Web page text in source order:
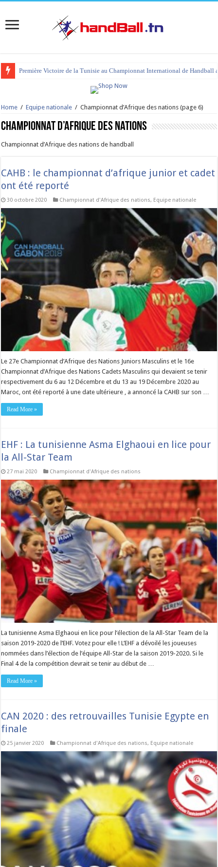
tournoi international Hammamet 2023 : programme et liste des joueurs
Home / Equipe nationale / Championnat d’Afrique des nations (page 6)
Championnat d’Afrique des nations
Championnat d’Afrique des nations de handball
CAHB : le championnat d’afrique junior et cadet
ont été reporté
30 octobre 2020 Championnat d'Afrique des nations, Equipe nationale
Le 27e Championnat d’Afrique des Nations Juniors Masculins et le 16e
Championnat d’Afrique des Nations Cadets Masculins qui devaient se tenir
respectivement du 6 au 12 Décembre et du 13 au 19 Décembre 2020 au
Maroc, ont été reporté à une date ultérieure , a annoncé la CAHB sur son …
Read More »
EHF : La tunisienne Asma Elghaoui en lice pour
la All-Star Team
27 mai 2020 Championnat d'Afrique des nations
La tunisienne Asma Elghaoui en lice pour l’élection de la All-Star Team de la
saison 2019-2020 de l’EHF. Votez pour elle ! L’EHF a dévoilé les joueuses
nommées dans l’élection de l’équipe All-Star de la saison 2019-2020. Si le
Final 4 de la compétition devrait se tenir au début de …
Read More »
CAN 2020 : des retrouvailles Tunisie Egypte en
finale
25 janvier 2020 Championnat d'Afrique des nations, Equipe nationale